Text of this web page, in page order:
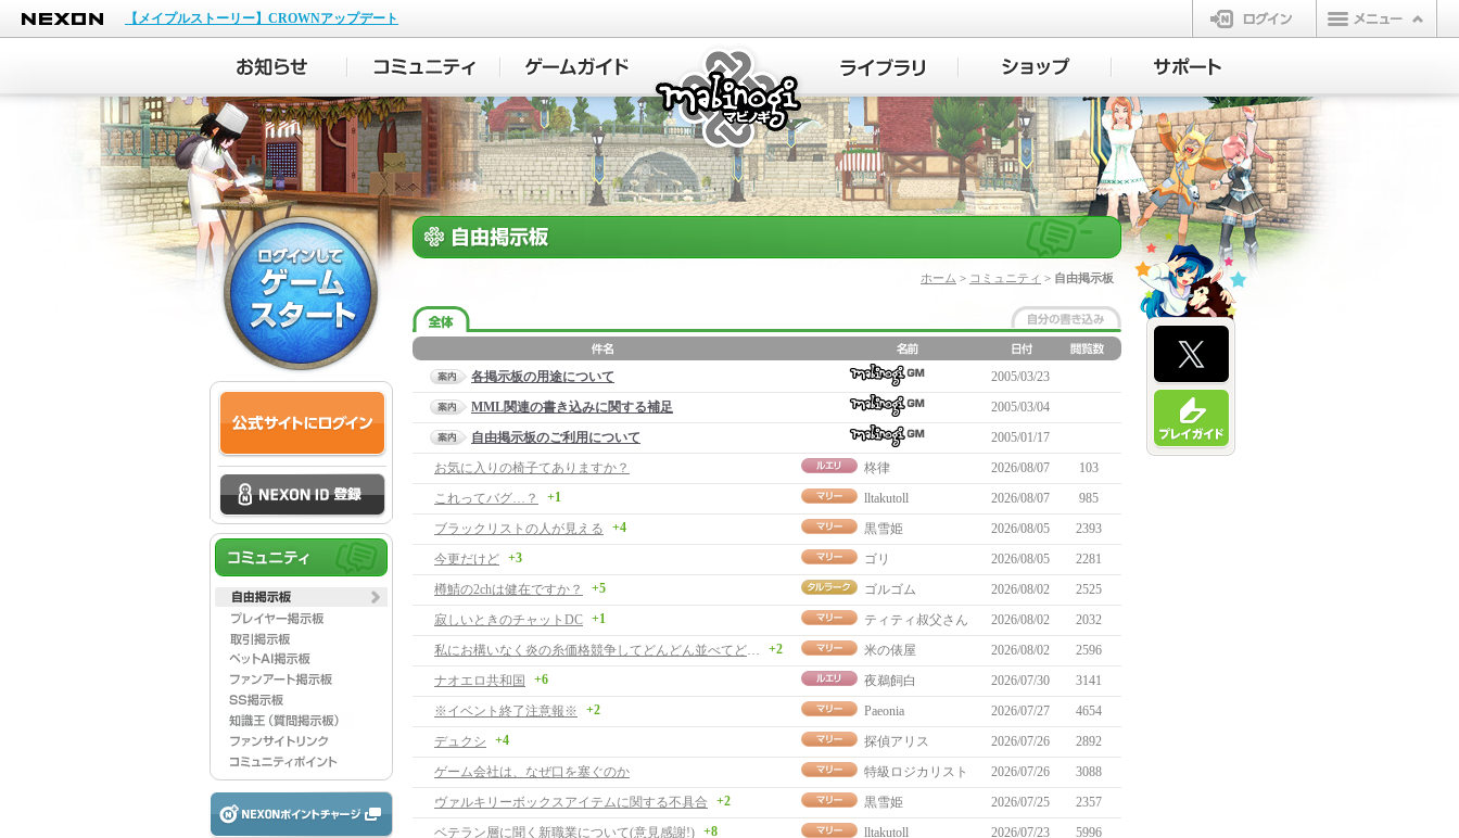
NEXON
【メイプルストーリー】CROWNアップデート
ログイン
マビノギ
ホーム > コミュニティ > 自由掲示板
各掲示板の用途について
2005/03/23
MML関連の書き込みに関する補足
2005/03/04
自由掲示板のご利用について
2005/01/17
お気に入りの椅子てありますか？
柊律 2026/08/07
103
これってバグ…？
+1 lltakutoll 2026/08/07
985
ブラックリストの人が見える
+4 黒雪姫 2026/08/05
2393
今更だけど +3 ゴリ 2026/08/05
2281
樽鯖の2chは健在ですか？
+5 ゴルゴム 2026/08/02
2525
寂しいときのチャットDC +1 ティティ叔父さん 2026/08/02
2032
私にお構いなく炎の糸価格競争してどんどん並べてどうぞ。
+2 米の俵屋 2026/08/02
2596
ナオエロ共和国
+6 夜鵜飼白 2026/07/30
3141
※イベント終了注意報※
+2 Paeonia 2026/07/27
4654
デュクシ
+4 探偵アリス 2026/07/26
2892
ゲーム会社は、なぜ口を塞ぐのか
特級ロジカリスト 2026/07/26
3088
ヴァルキリーボックスアイテムに関する不具合
+2 黒雪姫 2026/07/25
2357
ベテラン層に聞く新職業について(意見感謝!) +8 lltakutoll 2026/07/23
5996